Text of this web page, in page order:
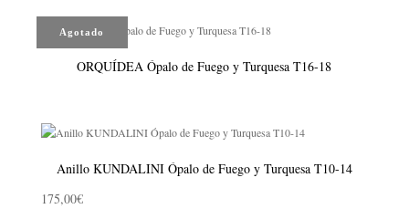
Agotado
ORQUÍDEA Ópalo de Fuego y Turquesa T16-18
Anillo KUNDALINI Ópalo de Fuego y Turquesa T10-14
175,00€